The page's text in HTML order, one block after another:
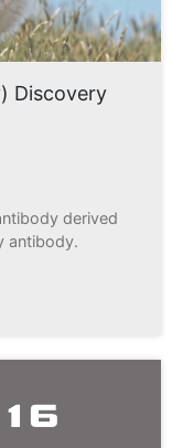
Discovery
derived
antibody.